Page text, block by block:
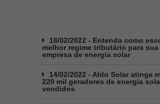
18/02/2022 - Entenda como
melhor regime tributário para sua
empresa de energia solar
14/02/2022 - Aldo Solar atinge
220 mil geradores de energia
vendidos